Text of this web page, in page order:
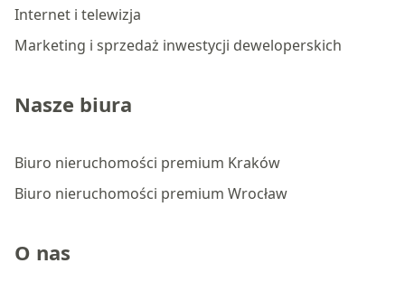
Internet i telewizja
Marketing i sprzedaż inwestycji deweloperskich
Nasze biura
Biuro nieruchomości premium Kraków
Biuro nieruchomości premium Wrocław
O nas